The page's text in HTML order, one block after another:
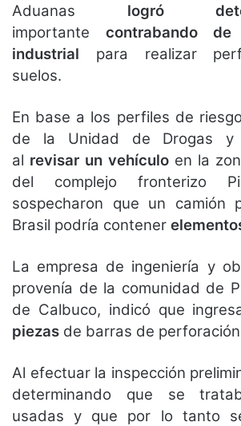
Aduanas logró
importante contrabando de
industrial para realizar
suelos.
En base a los perfiles de
de la Unidad de Drogas y
al revisar un vehículo en la
del complejo fronterizo
sospecharon que un camión
Brasil podría contener
La empresa de ingeniería y
provenía de la comunidad de
de Calbuco, indicó que
piezas de barras de
Al efectuar la inspección
determinando que se
usadas y que por lo tanto